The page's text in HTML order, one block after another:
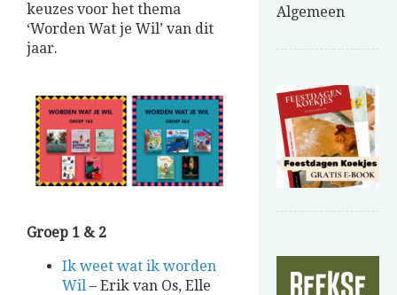
keuzes voor het thema
‘Worden Wat je Wil’ van dit
jaar.
Groep 1 & 2
Ik weet wat ik worden
Wil – Erik van Os, Elle